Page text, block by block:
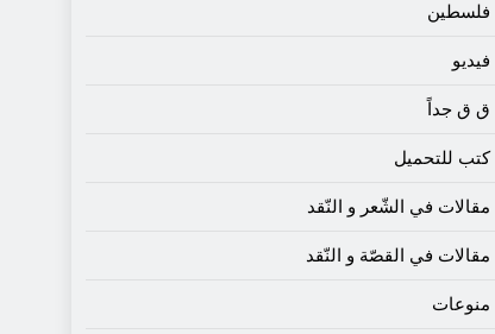
فلسطين
فيديو
ق ق جداً
كتب للتحميل
مقالات في الشّعر و النّقد
مقالات في القصّة و النّقد
منوعات